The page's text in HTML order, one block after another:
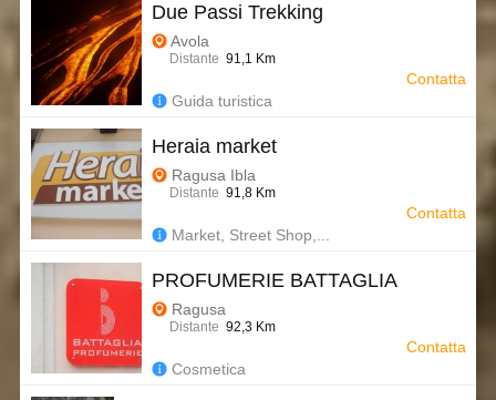
Due Passi Trekking
Avola
Distante 91,1 Km
Guida turistica
Contatta
Heraia market
Ragusa Ibla
Distante 91,8 Km
Market, Street Shop,...
Contatta
PROFUMERIE BATTAGLIA
Ragusa
Distante 92,3 Km
Cosmetica
Contatta